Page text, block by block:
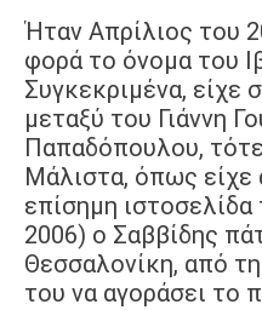
Ήταν Απρίλιος του
φορά το όνομα του
Συγκεκριμένα, είχε
μεταξύ του Γιάννη
Παπαδόπουλου,
Μάλιστα, όπως είχε
επίσημη
2006) ο Σαββίδης
Θεσσαλονίκη, από
του να αγοράσει το